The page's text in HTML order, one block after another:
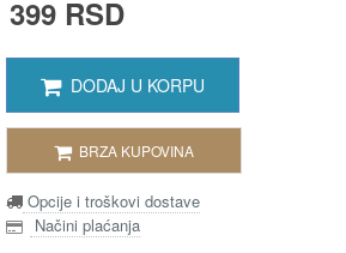
399 RSD
DODAJ U KORPU
BRZA KUPOVINA
Opcije i troškovi dostave
Načini plaćanja